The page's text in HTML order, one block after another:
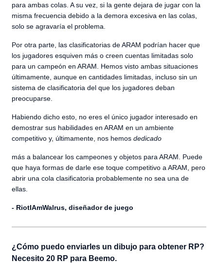
para ambas colas. A su vez, si la gente dejara de jugar con la
misma frecuencia debido a la demora excesiva en las colas,
solo se agravaría el problema.
Por otra parte, las clasificatorias de ARAM podrían hacer que
los jugadores esquiven más o creen cuentas limitadas solo
para un campeón en ARAM. Hemos visto ambas situaciones
últimamente, aunque en cantidades limitadas, incluso sin un
sistema de clasificatoria del que los jugadores deban
preocuparse.
Habiendo dicho esto, no eres el único jugador interesado en
demostrar sus habilidades en ARAM en un ambiente
competitivo y, últimamente, nos hemos dedicado
más a balancear los campeones y objetos para ARAM. Puede
que haya formas de darle ese toque competitivo a ARAM, pero
abrir una cola clasificatoria probablemente no sea una de
ellas.
- RiotIAmWalrus, diseñador de juego
¿Cómo puedo enviarles un dibujo para obtener RP?
Necesito 20 RP para Beemo.